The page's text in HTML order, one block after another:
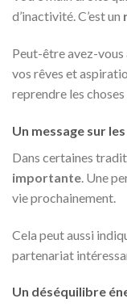
d’inactivité. C’est un
Peut-être avez-
vos rêves et
reprendre les choses
Un message sur
Dans certaines
importante . Une
vie prochainement.
Cela peut aussi
partenariat
Un déséquilibre